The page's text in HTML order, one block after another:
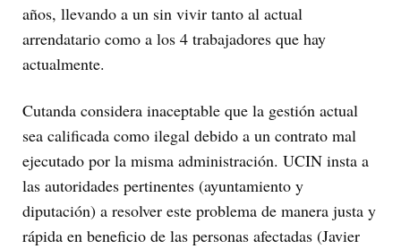
años, llevando a un sin vivir tanto al actual
arrendatario como a los 4 trabajadores que hay
actualmente.
Cutanda considera inaceptable que la gestión actual
sea calificada como ilegal debido a un contrato mal
ejecutado por la misma administración. UCIN insta a
las autoridades pertinentes (ayuntamiento y
diputación) a resolver este problema de manera justa y
rápida en beneficio de las personas afectadas (Javier